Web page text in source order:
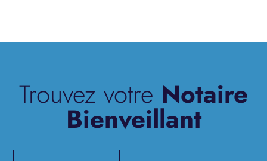
Trouvez votre Notaire
Bienveillant